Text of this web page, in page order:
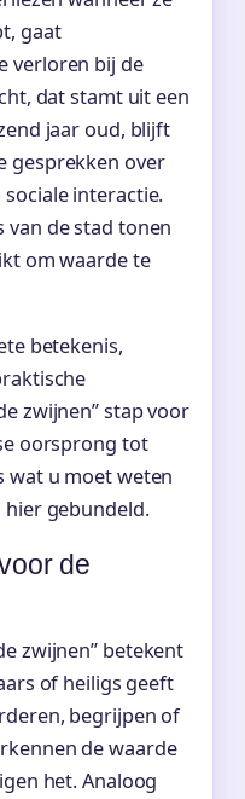
gaat
verloren bij de
dat stamt uit een
jaar oud, blijft
gesprekken over
interactie.
van de stad tonen
om waarde te
betekenis,
zwijnen” stap voor
oorsprong tot
wat u moet weten
gebundeld.
de
zwijnen” betekent
of heiligs geeft
begrijpen of
de waarde
het. Analoog